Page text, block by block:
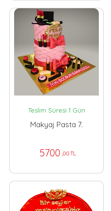
Teslim Süresi 1 Gün
Makyaj Pasta 7.
5700 ,00 TL